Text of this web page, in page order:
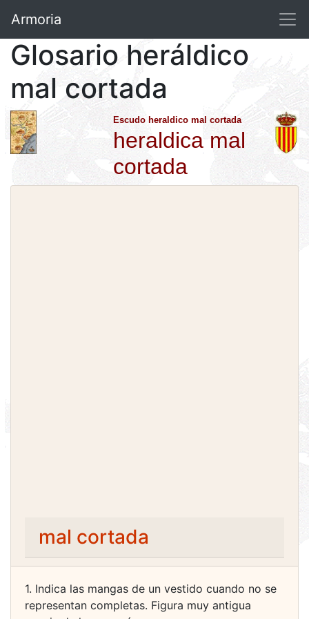
Armoria
Glosario heráldico
mal cortada
Escudo heraldico mal cortada
heraldica mal
cortada
mal cortada
1. Indica las mangas de un vestido cuando no se
representan completas. Figura muy antigua